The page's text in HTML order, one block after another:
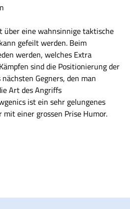
über eine wahnsinnige taktische
gefeilt werden. Beim
werden, welches Extra
sind die Positionierung der
Gegners, den man
Art des Angriffs
ist ein sehr gelungenes
einer grossen Prise Humor.